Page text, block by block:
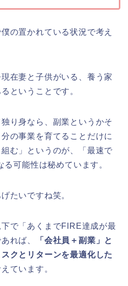
の置かれている状況で考え
在妻と子供がいる、養う家
ということです。
り身なら、副業というかそ
の事業を育てることだけに
む」というのが、「最速で
可能性は秘めています。
たいですね笑。
で「あくまでFIRE達成が最
れば、
「会社員＋副業」と
クとリターンを最適化した
えています。